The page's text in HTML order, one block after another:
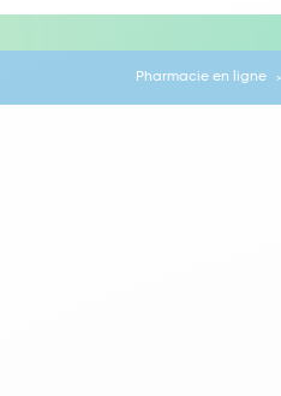
Pharmacie en ligne